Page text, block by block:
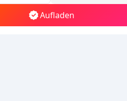
Aufladen